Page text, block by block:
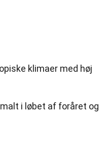
klimaer med høj
i løbet af foråret og